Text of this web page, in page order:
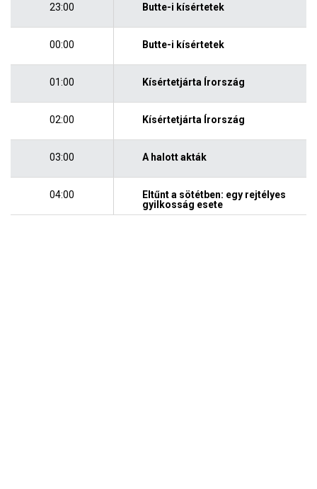
23:00 Butte-i kísértetek
00:00 Butte-i kísértetek
01:00 Kísértetjárta Írország
02:00 Kísértetjárta Írország
03:00 A halott akták
04:00
Eltűnt a sötétben: egy rejtélyes
gyilkosság esete